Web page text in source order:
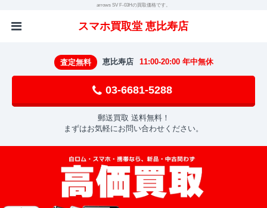
arrows SV F-03Hの買取価格です。
スマホ買取堂 恵比寿店
査定無料 恵比寿店 11:00-20:00 年中無休
03-6681-5288
郵送買取 送料無料！
まずはお気軽にお問い合わせください。